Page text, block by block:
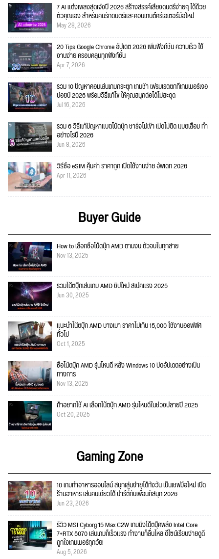
7 AI แต่งเพลงสุดเจ๋งปี 2026 สร้างสรรค์เสียงดนตรีง่ายๆ ได้ด้วย
ตัวคุณเอง สำหรับคนรักดนตรีและคอนเทนต์ครีเอเตอร์มือใหม่
May 28, 2026
20 Tips Google Chrome อัปเดต 2026 เพิ่มฟังก์ชั่น ความเร็ว ใช้
งานง่าย ครอบคลุมทุกฟังก์ชั่น
Apr 7, 2026
รวม 10 ปัญหาคอมเล่นเกมกระตุก เกมช้า เฟรมเรตตกที่เกมเมอร์เจอ
บ่อยปี 2026 พร้อมวิธีแก้ไข ให้คุณสนุกต่อได้ไม่สะดุด
Jul 16, 2026
รวม 6 วิธีแก้ปัญหาแบตโน้ตบุ๊ก ชาร์จไม่เข้า เปิดไม่ติด แบตเสื่อม ทำ
อย่างไรปี 2026
Jun 8, 2026
วิธีซื้อ eSIM คุ้มค่า ราคาถูก เปิดใช้งานง่าย อัพเดท 2026
Apr 11, 2026
Buyer Guide
How to เลือกซื้อโน้ตบุ๊ก AMD ตามงบ ตัวจบในทุกสาย
Nov 13, 2025
รวมโน้ตบุ๊กเล่นเกม AMD ชิปใหม่ สเปคแรง 2025
Jun 30, 2025
แนะนำโน้ตบุ๊ก AMD บางเบา ราคาไม่เกิน 15,000 ใช้งานออฟฟิศ
ทั่วไป
Oct 1, 2025
ซื้อโน้ตบุ๊ก AMD รุ่นไหนดี หลัง Windows 10 ปิดอัปเดตอย่างเป็น
ทางการ
Nov 13, 2025
ถ้าอยากใช้ AI เลือกโน้ตบุ๊ก AMD รุ่นไหนดีในช่วงปลายปี 2025
Oct 20, 2025
Gaming Zone
10 เกมทำอาหารออนไลน์ สนุกเล่นง่ายได้ทั้งวัน เป็นเชฟมือใหม่ เปิด
ร้านอาหาร เล่นคนเดียวได้ ปาร์ตี้กับเพื่อนก็สนุก 2026
Jun 23, 2026
รีวิว MSI Cyborg 15 Max C2W เกมมิ่งโน้ตบุ๊คพลัง Intel Core
7+RTX 5070 เล่นเกมก็เร็วแรง ทำงานก็ลื่นไหล ดีไซน์เรียบง่ายดูดี
ถูกใจเกมเมอร์ทุกวัย!
Aug 5, 2026